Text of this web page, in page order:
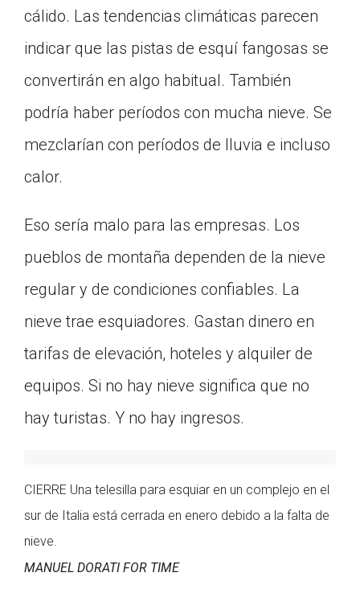
cálido. Las tendencias climáticas parecen
indicar que las pistas de esquí fangosas se
convertirán en algo habitual. También
podría haber períodos con mucha nieve. Se
mezclarían con períodos de lluvia e incluso
calor.
Eso sería malo para las empresas. Los
pueblos de montaña dependen de la nieve
regular y de condiciones confiables. La
nieve trae esquiadores. Gastan dinero en
tarifas de elevación, hoteles y alquiler de
equipos. Si no hay nieve significa que no
hay turistas. Y no hay ingresos.
CIERRE Una telesilla para esquiar en un complejo en el
sur de Italia está cerrada en enero debido a la falta de
nieve.
MANUEL DORATI FOR TIME